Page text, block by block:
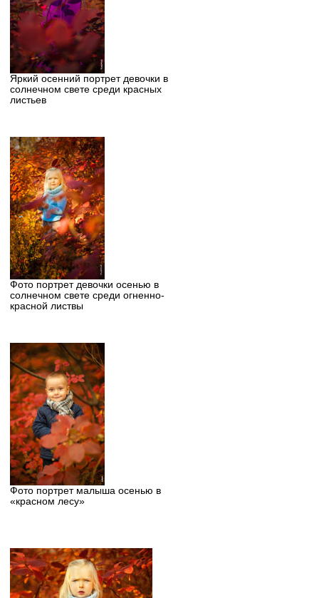
Яркий осенний портрет девочки в
солнечном свете среди красных
листьев
Фото портрет девочки осенью в
солнечном свете среди огненно-
красной листвы
Фото портрет малыша осенью в
«красном лесу»